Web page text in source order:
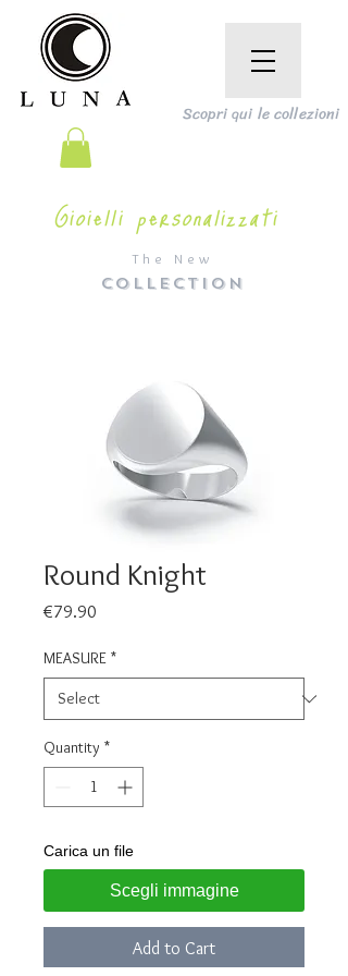
The New
COLLECTION
Scopri qui le collezioni
Gioielli personalizzati
Round Knight
€79.90
MEASURE *
Quantity *
Carica un file
Scegli immagine
Add to Cart